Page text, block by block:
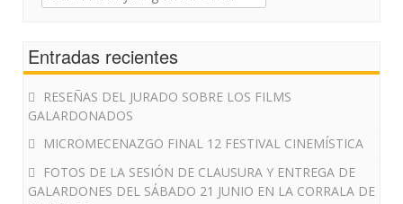
Entradas recientes
RESEÑAS DEL JURADO SOBRE LOS FILMS
GALARDONADOS
MICROMECENAZGO FINAL 12 FESTIVAL CINEMÍSTICA
FOTOS DE LA SESIÓN DE CLAUSURA Y ENTREGA DE
GALARDONES DEL SÁBADO 21 JUNIO EN LA CORRALA DE